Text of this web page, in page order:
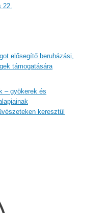
elősegítő beruházási,
támogatására
– gyökerek és
keresztül